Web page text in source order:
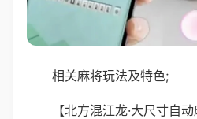
相关麻将玩法及特色;
【北方混江龙·大尺寸自